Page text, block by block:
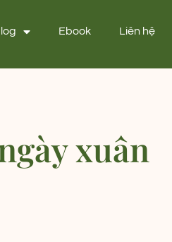
Ebook Liên hệ
xuân